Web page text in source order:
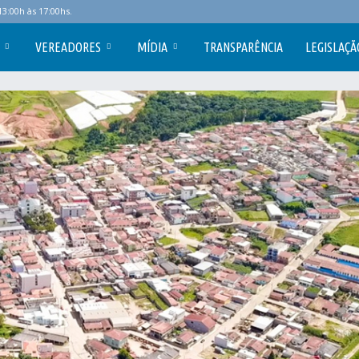
às 17:00hs.
VEREADORES MÍDIA TRANSPARÊNCIA